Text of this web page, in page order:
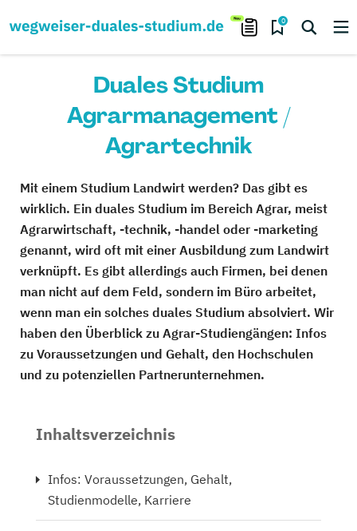
0
Duales Studium
Agrarmanagement /
Agrartechnik
Mit einem Studium Landwirt werden? Das gibt es
wirklich. Ein duales Studium im Bereich Agrar, meist
Agrarwirtschaft, -technik, -handel oder -marketing
genannt, wird oft mit einer Ausbildung zum Landwirt
verknüpft. Es gibt allerdings auch Firmen, bei denen
man nicht auf dem Feld, sondern im Büro arbeitet,
wenn man ein solches duales Studium absolviert. Wir
haben den Überblick zu Agrar-Studiengängen: Infos
zu Voraussetzungen und Gehalt, den Hochschulen
und zu potenziellen Partnerunternehmen.
Inhaltsverzeichnis
Infos: Voraussetzungen, Gehalt,
Studienmodelle, Karriere